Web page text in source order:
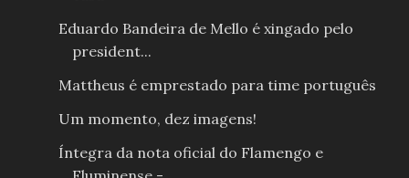
Eduardo Bandeira de Mello é xingado pelo
president...
Mattheus é emprestado para time português
Um momento, dez imagens!
Íntegra da nota oficial do Flamengo e